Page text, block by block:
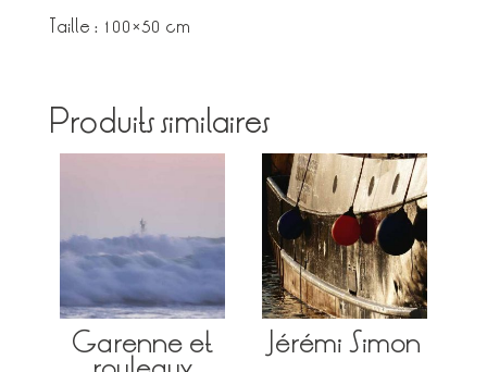
Taille : 100×50 cm
Produits similaires
Garenne et Jérémi Simon